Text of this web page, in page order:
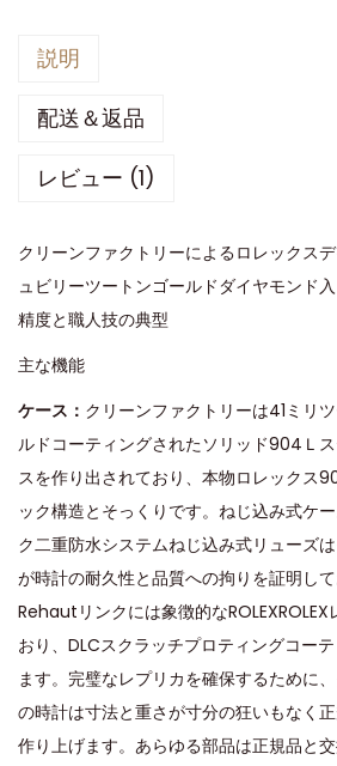
説明
配送＆返品
レビュー (1)
クリーンファクトリーによるロレックス
ュビリーツートンゴールドダイヤモン
精度と職人技の典型
主な機能
ケース： クリーンファクトリーは41ミリ
ルドコーティングされたソリッド904Ｌ
スを作り出されており、本物ロレックス
ック構造とそっくりです。ねじ込み式ケ
ク二重防水システムねじ込み式リューズ
が時計の耐久性と品質への拘りを証明し
Rehautリンクには象徴的な
おり、DLCスクラッチプロティングコー
ます。完璧なレプリカを確保するために
の時計は寸法と重さが寸分の狂いもなく
作り上げます。あらゆる部品は正規品と